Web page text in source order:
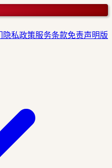
隐私政策服务条款免责声明版